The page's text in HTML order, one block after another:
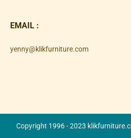
EMAIL :
yenny@klikfurniture.com
Copyright 1996 - 2023